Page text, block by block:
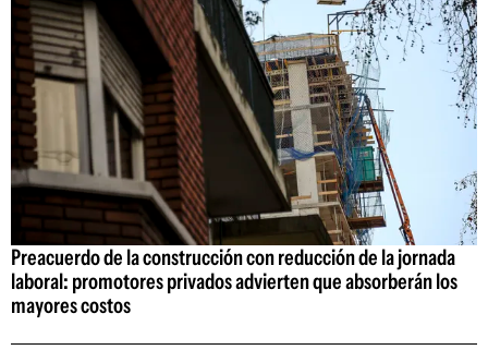
Preacuerdo de la construcción con reducción de la jornada
laboral: promotores privados advierten que absorberán los
mayores costos